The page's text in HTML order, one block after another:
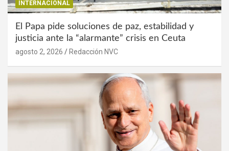
INTERNACIONAL
El Papa pide soluciones de paz, estabilidad y
justicia ante la “alarmante” crisis en Ceuta
agosto 2, 2026 Redacción NVC